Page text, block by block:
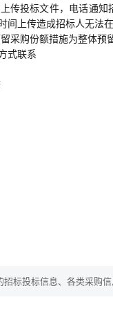
传投标文件，电话通
上传造成招标人无法
采购份额措施为整体预
式联系
标投标信息、各类采购